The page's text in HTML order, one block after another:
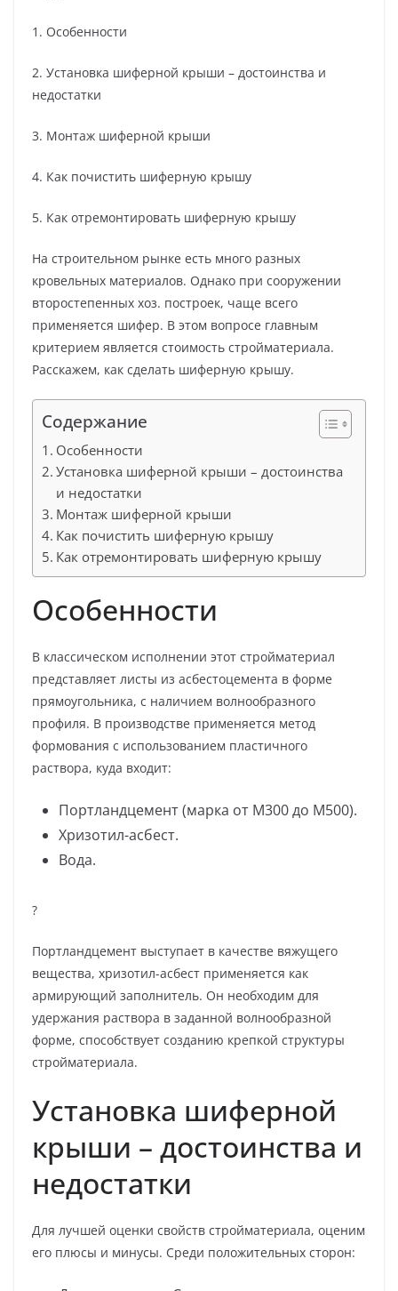
1. Особенности
2. Установка шиферной крыши – достоинства и
недостатки
3. Монтаж шиферной крыши
4. Как почистить шиферную крышу
5. Как отремонтировать шиферную крышу
На строительном рынке есть много разных
кровельных материалов. Однако при сооружении
второстепенных хоз. построек, чаще всего
применяется шифер. В этом вопросе главным
критерием является стоимость стройматериала.
Расскажем, как сделать шиферную крышу.
Содержание
Особенности
Установка шиферной крыши – достоинства
и недостатки
Монтаж шиферной крыши
Как почистить шиферную крышу
Как отремонтировать шиферную крышу
Особенности
В классическом исполнении этот стройматериал
представляет листы из асбестоцемента в форме
прямоугольника, с наличием волнообразного
профиля. В производстве применяется метод
формования с использованием пластичного
раствора, куда входит:
Портландцемент (марка от М300 до М500).
Хризотил-асбест.
Вода.
?
Портландцемент выступает в качестве вяжущего
вещества, хризотил-асбест применяется как
армирующий заполнитель. Он необходим для
удержания раствора в заданной волнообразной
форме, способствует созданию крепкой структуры
стройматериала.
Установка шиферной
крыши – достоинства и
недостатки
Для лучшей оценки свойств стройматериала, оценим
его плюсы и минусы. Среди положительных сторон: